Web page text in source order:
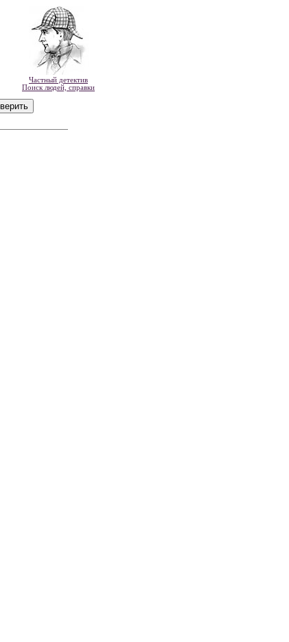
Частный детектив
Поиск людей, справки